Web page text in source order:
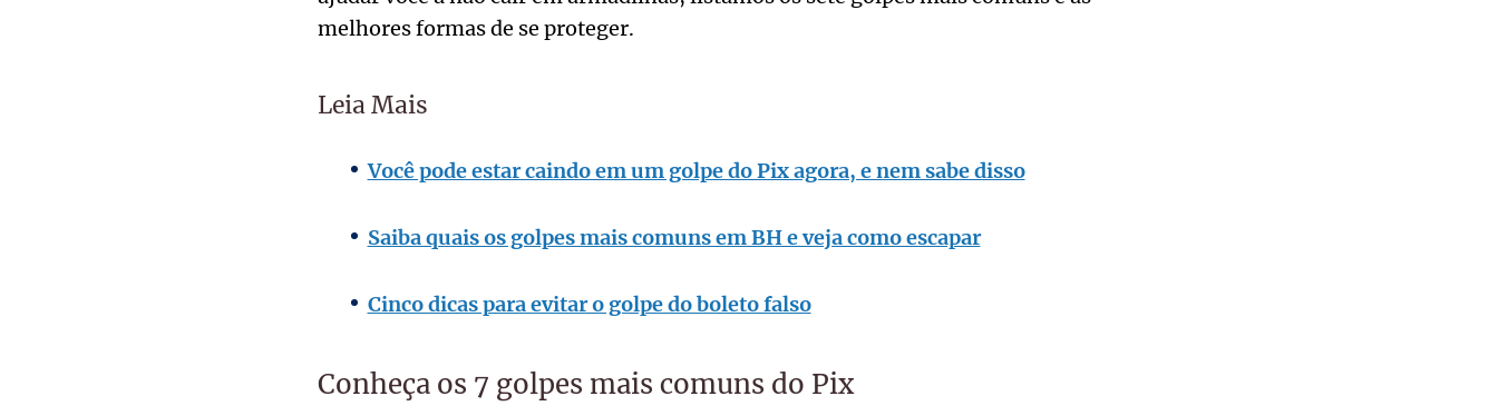
melhores formas de se proteger.
Leia Mais
Você pode estar caindo em um golpe do Pix agora, e nem sabe disso
Saiba quais os golpes mais comuns em BH e veja como escapar
Cinco dicas para evitar o golpe do boleto falso
Conheça os 7 golpes mais comuns do Pix